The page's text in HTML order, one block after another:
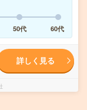
50代 60代
詳しく見る